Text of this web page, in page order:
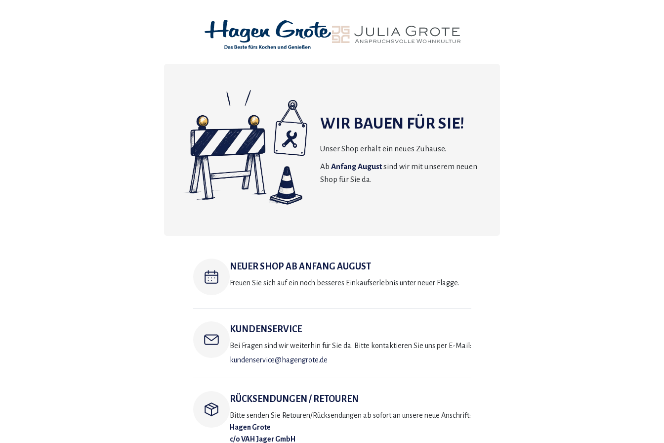
WIR BAUEN FÜR SIE!
Unser Shop erhält ein neues Zuhause.
Ab Anfang Augustsind wir mit unserem neuen
Shop für Sie da.
NEUER SHOP AB ANFANG AUGUST
Freuen Sie sich auf ein noch besseres Einkaufserlebnis unter neuer Flagge.
KUNDENSERVICE
Bei Fragen sind wir weiterhin für Sie da. Bitte kontaktieren Sie uns per E-Mail:
kundenservice@hagengrote.de
RÜCKSENDUNGEN / RETOUREN
Bitte senden Sie Retouren/Rücksendungen ab sofort an unsere neue Anschrift:
Hagen Grote
c/o VAH Jager GmbH